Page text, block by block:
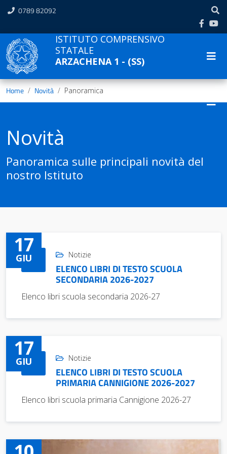
0789 82092
ISTITUTO COMPRENSIVO
STATALE
ARZACHENA 1 - (SS)
Home Novità Panoramica
Novità
Panoramica sulle principali novità del
nostro Istituto
17
GIU Notizie
ELENCO LIBRI DI TESTO SCUOLA
SECONDARIA 2026-2027
Elenco libri scuola secondaria 2026-27
17
GIU Notizie
ELENCO LIBRI DI TESTO SCUOLA
PRIMARIA CANNIGIONE 2026-2027
Elenco libri scuola primaria Cannigione 2026-27